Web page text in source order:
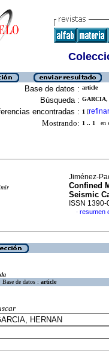
Base de datos : article
Búsqueda :
encontradas : 1 [refinar
Mostrando: 1 .. 1 en
Jiménez-
Confined
Seismic
ISSN 1390-
· resumen
Base de datos : article